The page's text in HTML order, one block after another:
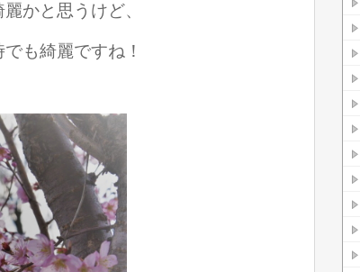
かと思うけど、
も綺麗ですね！